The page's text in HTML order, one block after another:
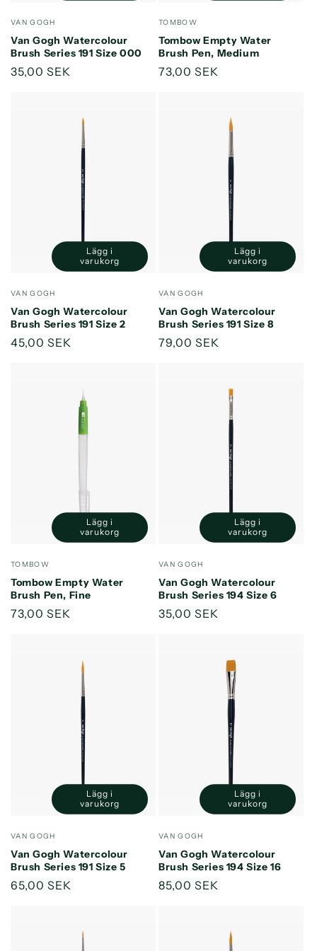
Säljare:
VAN GOGH
Van Gogh Watercolour
Brush Series 191 Size 000
Ordinarie
35,00 SEK
Default
Title
Title
Säljare:
TOMBOW
Tombow Empty Water
Brush Pen, Medium
Ordinarie
73,00 SEK
Title
Title
Säljare:
VAN GOGH
Van Gogh Watercolour
Brush Series 191 Size 2
Ordinarie
45,00 SEK
Minska
kvantitet
Title
Öka
kvantitet
Title
Lägg i
varukorg
Säljare:
VAN GOGH
Van Gogh Watercolour
Brush Series 191 Size 8
Ordinarie
79,00 SEK
Minska
kvantitet
Title
Öka
kvantitet
Title
Lägg i
varukorg
Säljare:
TOMBOW
Tombow Empty Water
Brush Pen, Fine
Ordinarie
73,00 SEK
Minska
kvantitet
Title
Öka
kvantitet
Title
Lägg i
varukorg
Säljare:
VAN GOGH
Van Gogh Watercolour
Brush Series 194 Size 6
Ordinarie
35,00 SEK
Minska
kvantitet
Title
Öka
kvantitet
Title
Lägg i
varukorg
Säljare:
VAN GOGH
Van Gogh Watercolour
Brush Series 191 Size 5
Ordinarie
65,00 SEK
Minska
kvantitet
Default
Title
Öka
kvantitet
Title
Lägg i
varukorg
Säljare:
VAN GOGH
Van Gogh Watercolour
Brush Series 194 Size 16
Ordinarie
85,00 SEK
Minska
kvantitet
Default
Title
Öka
kvantitet
Title
Lägg i
varukorg